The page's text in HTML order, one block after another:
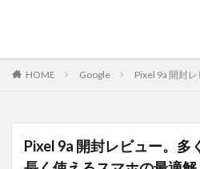
HOME Google Pixel 9a 開封
Pixel 9a 開封レビュー。多